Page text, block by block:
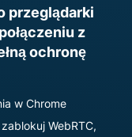
przeglądarki
z
ochronę
w Chrome
WebRTC,